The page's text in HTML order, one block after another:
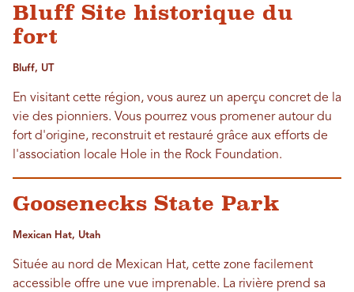
Bluff Site historique du
fort
Bluff, UT
En visitant cette région, vous aurez un aperçu concret de la
vie des pionniers. Vous pourrez vous promener autour du
fort d'origine, reconstruit et restauré grâce aux efforts de
l'association locale Hole in the Rock Foundation.
Goosenecks State Park
Mexican Hat, Utah
Située au nord de Mexican Hat, cette zone facilement
accessible offre une vue imprenable. La rivière prend sa